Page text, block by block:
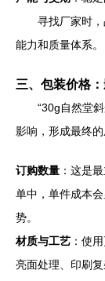
寻找厂家时
能力和质量体系。
三、包装价格
“30g自然堂
影响，形成最终的
订购数量 ：这是
单中，单件成本
势。
材质与工艺 ：使
亮面处理、印刷